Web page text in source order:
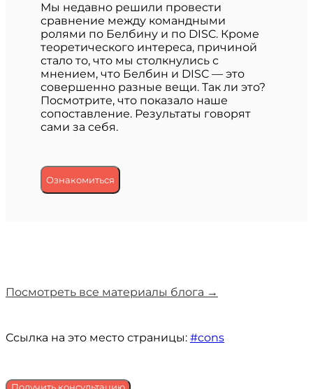
Мы недавно решили провести
сравнение между командными
ролями по Белбину и по DISC. Кроме
теоретического интереса, причиной
стало то, что мы столкнулись с
мнением, что Белбин и DISC — это
совершенно разные вещи. Так ли это?
Посмотрите, что показало наше
сопоставление. Результаты говорят
сами за себя.
Ознакомиться
Посмотреть все материалы блога →
Ссылка на это место страницы: #cons